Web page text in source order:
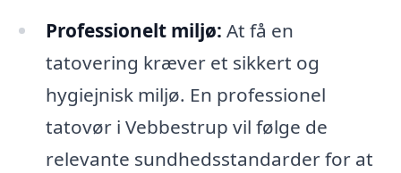
Professionelt miljø: At få en
tatovering kræver et sikkert og
hygiejnisk miljø. En professionel
tatovør i Vebbestrup vil følge de
relevante sundhedsstandarder for at